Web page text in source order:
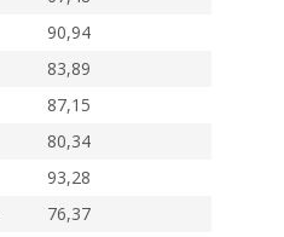
90,94
83,89
87,15
80,34
93,28
76,37